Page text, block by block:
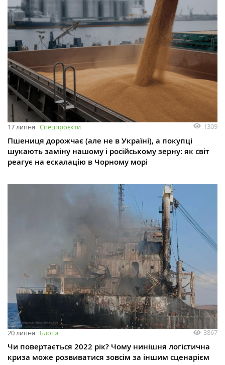
17 липня Спецпроєкти 1309
Пшениця дорожчає (але не в Україні), а покупці
шукають заміну нашому і російському зерну: як світ
реагує на ескалацію в Чорному морі
20 липня Блоги 3867
Чи повертається 2022 рік? Чому нинішня логістична
криза може розвиватися зовсім за іншим сценарієм